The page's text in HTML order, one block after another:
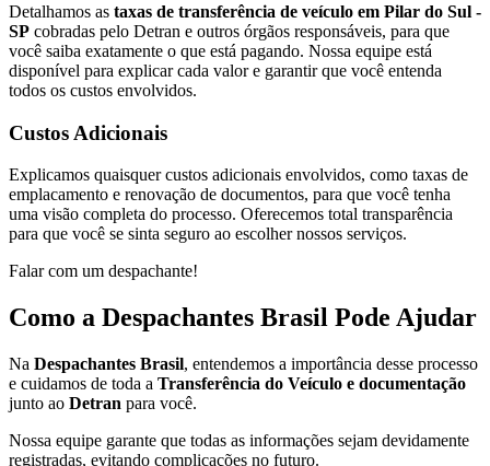
Detalhamos as taxas de transferência de veículo em Pilar do Sul -
SP cobradas pelo Detran e outros órgãos responsáveis, para que
você saiba exatamente o que está pagando. Nossa equipe está
disponível para explicar cada valor e garantir que você entenda
todos os custos envolvidos.
Custos Adicionais
Explicamos quaisquer custos adicionais envolvidos, como taxas de
emplacamento e renovação de documentos, para que você tenha
uma visão completa do processo. Oferecemos total transparência
para que você se sinta seguro ao escolher nossos serviços.
Falar com um despachante!
Como a Despachantes Brasil Pode Ajudar
Na Despachantes Brasil, entendemos a importância desse processo
e cuidamos de toda a Transferência do Veículo e documentação
junto ao Detran para você.
Nossa equipe garante que todas as informações sejam devidamente
registradas, evitando complicações no futuro.